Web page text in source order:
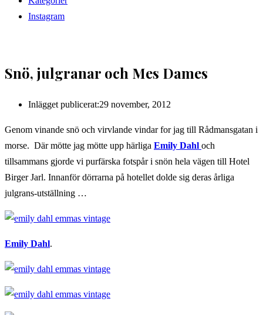
Instagram
Snö, julgranar och Mes Dames
Inlägget publicerat:29 november, 2012
Genom vinande snö och virvlande vindar for jag till Rådmansgatan i
morse. Där mötte jag mötte upp härliga Emily Dahl och
tillsammans gjorde vi purfärska fotspår i snön hela vägen till Hotel
Birger Jarl. Innanför dörrarna på hotellet dolde sig deras årliga
julgrans-utställning …
Emily Dahl.